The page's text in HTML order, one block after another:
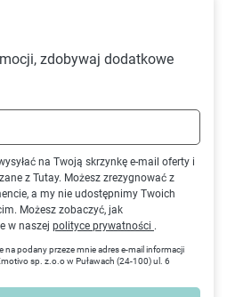
zdobywaj dodatkowe
na Twoją skrzynkę e-mail oferty i
z Tutay. Możesz zrezygnować z
a my nie udostępnimy Twoich
Możesz zobaczyć, jak
w naszej polityce prywatności .
na podany przeze mnie adres e-mail informacji
sp. z.o.o w Puławach (24-100) ul. 6